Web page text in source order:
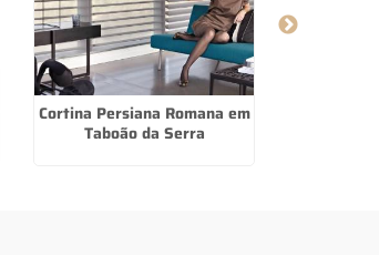
Cortina Persiana Romana em
Taboão da Serra